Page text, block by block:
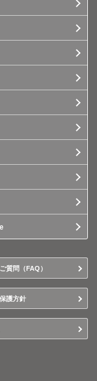
質問（FAQ）
護方針